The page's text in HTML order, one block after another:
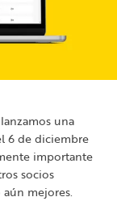
una
6 de diciembre
importante
socios
mejores.